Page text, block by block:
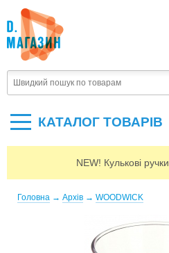
КАТАЛОГ ТОВАРIВ
NEW! Кулькові ручки
Головна → Архів → WOODWICK